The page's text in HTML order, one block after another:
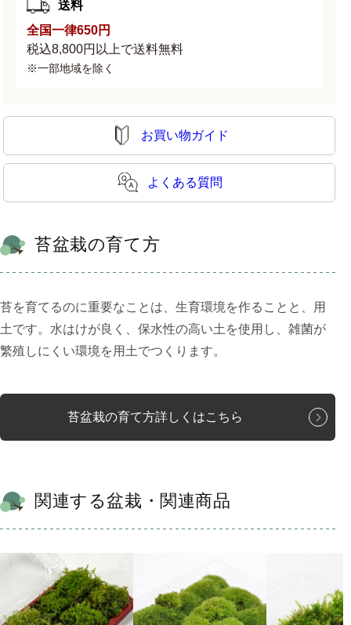
送料
全国一律650円
税込8,800円以上で送料無料
※一部地域を除く
お買い物ガイド
よくある質問
苔盆栽の育て方
苔を育てるのに重要なことは、生育環境を作ることと、用
土です。水はけが良く、保水性の高い土を使用し、雑菌が
繁殖しにくい環境を用土でつくります。
苔盆栽の育て方詳しくはこちら
関連する盆栽・関連商品